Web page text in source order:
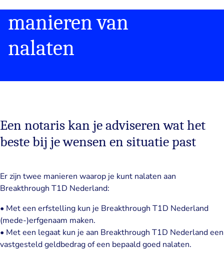
manieren van
nalaten
Een notaris kan je adviseren wat het
beste bij je wensen en situatie past
Er zijn twee manieren waarop je kunt nalaten aan
Breakthrough T1D Nederland:
• Met een erfstelling kun je Breakthrough T1D Nederland
(mede-)erfgenaam maken.
• Met een legaat kun je aan Breakthrough T1D Nederland een
vastgesteld geldbedrag of een bepaald goed nalaten.